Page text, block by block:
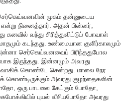
முகம் தன்னுடைய
என்று நினைத்தார். அதன் பின்னர்,
வந்து சிரித்துவிட்டுப் போவாள்
கடந்தது. உண்மையான குளிர்காலமும்
செர்கெய்வனவைப் பிரிந்ததுபோல
இருந்தது. இன்னமும் அவரது
கொண்டே சென்றது. மாலை நேர
கொண்டிருக்கும் அவரது குழந்தைகளின்
ஒரு பாடலை கேட்கும் போதோ,
புயல் வீசியபோதோ அவரது